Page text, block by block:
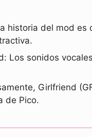
historia del mod
Los sonidos
Girlfriend
de Pico.